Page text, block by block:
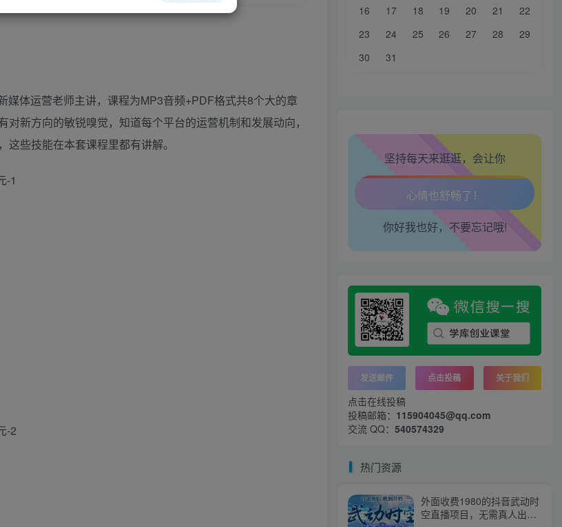
媒体运营老师主讲，课程为MP3音频+PDF格式共8个大的章
新方向的敏锐嗅觉，知道每个平台的运营机制和发展动向，
些技能在本套课程里都有讲解。
-1
-2
16
17 18 19 20 21
22
23
24 25 26 27 28
29
30
31
坚持每天来逛逛，会让你
生活也美好了！
心情也舒畅了！
腿也不痛了！
腰也不酸了！
工作也轻松了！
你好我也好，不要忘记哦!
发送邮件 点击投稿 关于我们
点击在线投稿
投稿邮箱： 115904045@qq.com
交流 QQ： 540574329
热门资源
外面收费1980的抖音武动时
空直播项目，无需真人出